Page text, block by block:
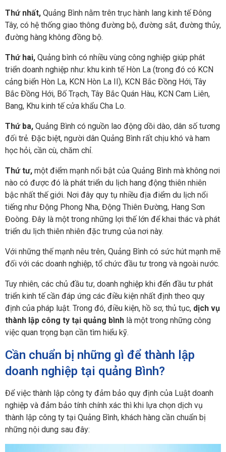
Thứ nhất, Quảng Bình nằm trên trục hành lang kinh tế Đông
Tây, có hệ thống giao thông đường bộ, đường sắt, đường thủy,
đường hàng không đồng bộ.
Thứ hai, Quảng bình có nhiều vùng công nghiệp giúp phát
triển doanh nghiệp như: khu kinh tế Hòn La (trong đó có KCN
cảng biển Hòn La, KCN Hòn La II), KCN Bắc Đồng Hới, Tây
Bắc Đồng Hới, Bố Trạch, Tây Bắc Quán Hàu, KCN Cam Liên,
Bang, Khu kinh tế cửa khẩu Cha Lo.
Thứ ba, Quảng Bình có nguồn lao động dồi dào, dân số tương
đối trẻ. Đặc biệt, người dân Quảng Bình rất chịu khó và ham
học hỏi, cần cù, chăm chỉ.
Thứ tư, một điểm mạnh nổi bật của Quảng Bình mà không nơi
nào có được đó là phát triển du lịch hang động thiên nhiên
bậc nhất thế giới. Nơi đây quy tụ nhiều địa điểm du lịch nổi
tiếng như Động Phong Nha, Động Thiên Đường, Hang Sơn
Đoòng. Đây là một trong những lợi thế lớn để khai thác và phát
triển du lịch thiên nhiên đặc trưng của nơi này.
Với những thế mạnh nêu trên, Quảng Bình có sức hút mạnh mẽ
đối với các doanh nghiệp, tổ chức đầu tư trong và ngoài nước.
Tuy nhiên, các chủ đầu tư, doanh nghiệp khi đến đầu tư phát
triển kinh tế cần đáp ứng các điều kiện nhất định theo quy
định của pháp luật. Trong đó, điều kiện, hồ sơ, thủ tục, dịch vụ
thành lập công ty tại quảng bình là một trong những công
việc quan trọng bạn cần tìm hiểu kỹ.
Cần chuẩn bị những gì để thành lập
doanh nghiệp tại quảng Bình?
Để việc thành lập công ty đảm bảo quy định của Luật doanh
nghiệp và đảm bảo tính chính xác thì khi lựa chọn dịch vụ
thành lập công ty tại Quảng Bình, khách hàng cần chuẩn bị
những nội dung sau đây: